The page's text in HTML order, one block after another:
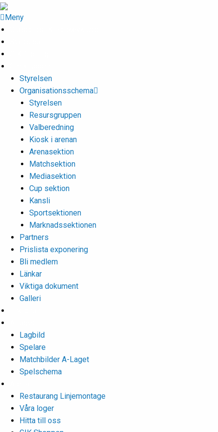
Meny
Styrelsen
Organisationsschema
Styrelsen
Resursgruppen
Valberedning
Kiosk i arenan
Arenasektion
Matchsektion
Mediasektion
Cup sektion
Kansli
Sportsektionen
Marknadssektionen
Partners
Prislista exponering
Bli medlem
Länkar
Viktiga dokument
Galleri
Lagbild
Spelare
Matchbilder A-Laget
Spelschema
Restaurang Linjemontage
Våra loger
Hitta till oss